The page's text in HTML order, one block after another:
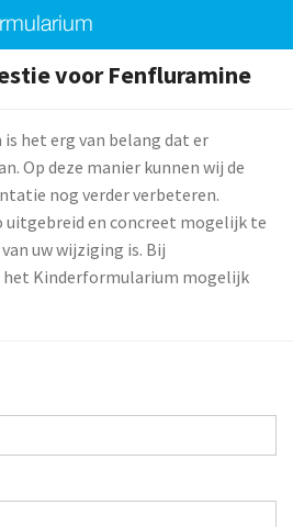
voor Fenfluramine
het erg van belang dat er
Op deze manier kunnen wij de
nog verder verbeteren.
en concreet mogelijk te
uw wijziging is. Bij
Kinderformularium mogelijk